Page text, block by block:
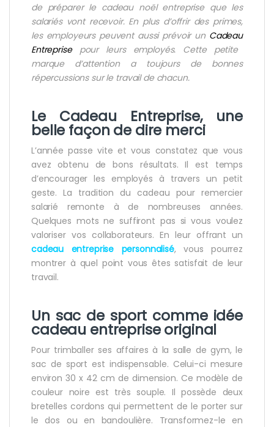
de préparer le cadeau noël entreprise que les
salariés vont recevoir. En plus d’offrir des primes,
les employeurs peuvent aussi prévoir un Cadeau
Entreprise
pour leurs employés. Cette petite
marque d’attention a toujours de bonnes
répercussions sur le travail de chacun.
Le Cadeau Entreprise, une
belle façon de dire merci
L’année passe vite et vous constatez que vous
avez obtenu de bons résultats. Il est temps
d’encourager les employés à travers un petit
geste. La tradition du cadeau pour remercier
salarié remonte à de nombreuses années.
Quelques mots ne suffiront pas si vous voulez
valoriser vos collaborateurs. En leur offrant un
cadeau
entreprise personnalisé, vous pourrez
montrer à quel point vous êtes satisfait de leur
travail.
Un sac de sport comme idée
cadeau entreprise original
Pour trimballer ses affaires à la salle de gym, le
sac de sport est indispensable. Celui-ci mesure
environ 30 x 42 cm de dimension. Ce modèle de
couleur noire est très souple. Il possède deux
bretelles cordons qui permettent de le porter sur
le dos ou en bandoulière. Transformez-le en